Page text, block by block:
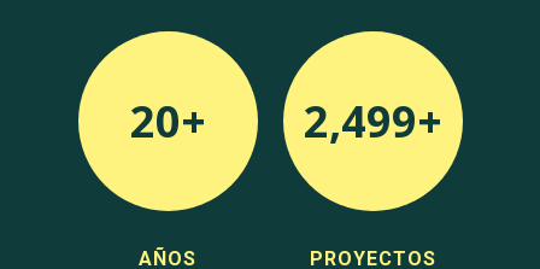
20+
AÑOS
2,500+
PROYECTOS